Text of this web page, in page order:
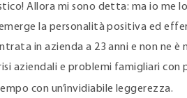
Allora mi sono detta: ma io me
la personalità positiva ed
in azienda a 23 anni e non ne è
aziendali e problemi famigliari con
con un’invidiabile leggerezza.